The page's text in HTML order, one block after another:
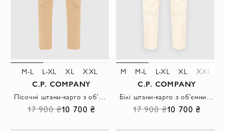
M-L L-XL XL XXL
C.P. COMPANY
Пісочні штани-карго з об'ємними кишенями
17 900 ₴10 700 ₴
M M-L L-XL XL XXL
C.P. COMPANY
Білі штани-карго з об'ємними бічними кишенями
17 900 ₴10 700 ₴